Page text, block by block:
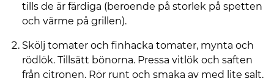
tills de är färdiga (beroende på storlek på spetten
och värme på grillen).
Skölj tomater och finhacka tomater, mynta och
rödlök. Tillsätt bönorna. Pressa vitlök och saften
från citronen. Rör runt och smaka av med lite salt.